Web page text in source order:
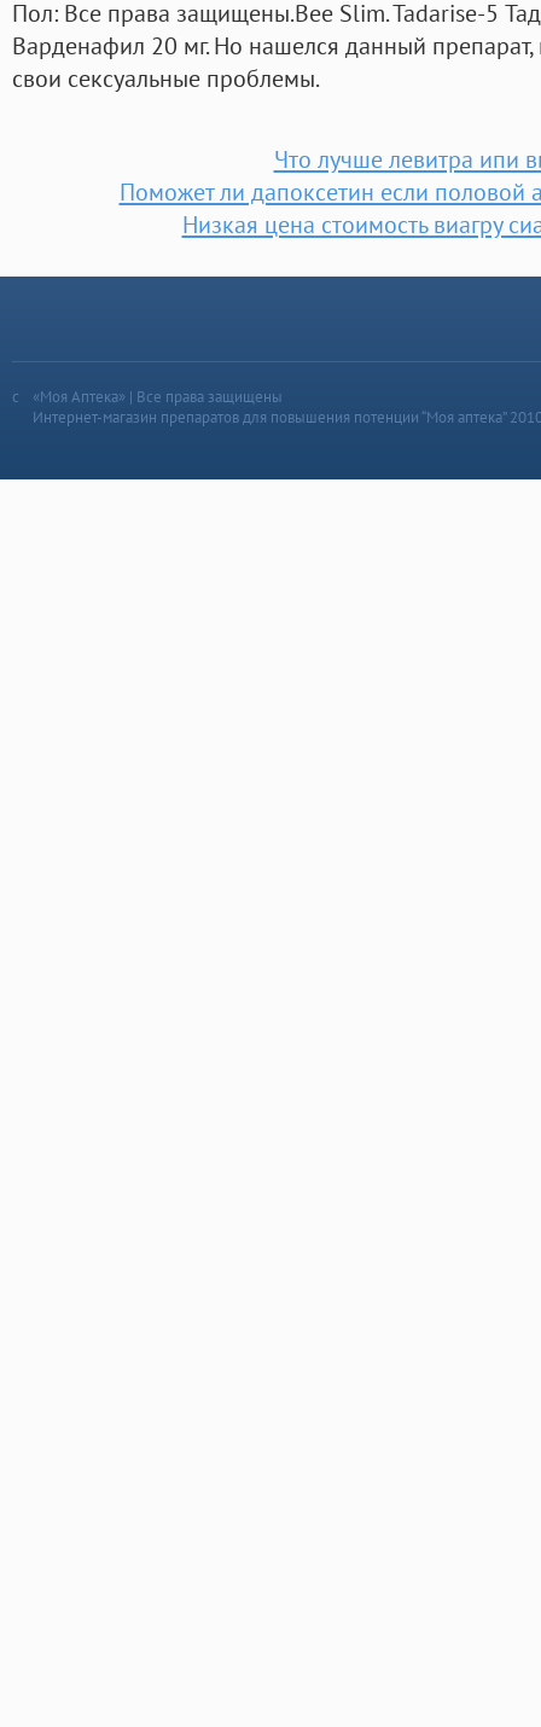
Пол: Все права защищены.Bee Slim. Tadarise-5
Варденафил 20 мг. Но нашелся данный
свои сексуальные проблемы.
Что лучше левитра ипи
Поможет ли дапоксетин если половой
Низкая цена стоимость виагру
«Моя Аптека» | Все права защищены
Интернет-магазин препаратов для повышения потенции “Моя аптека”